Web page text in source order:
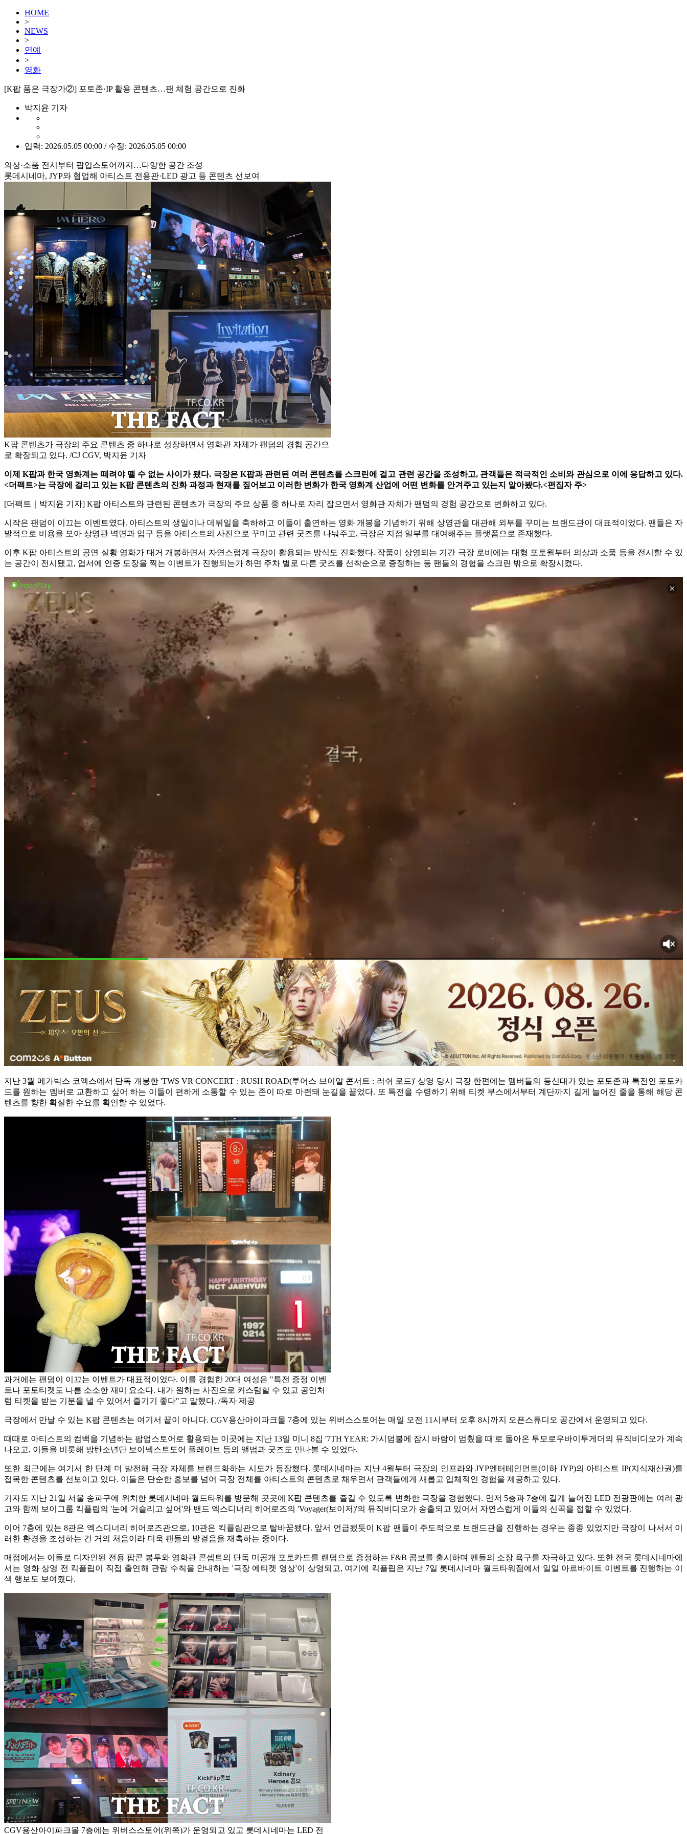
HOME
>
NEWS
>
연예
>
영화
[K팝 품은 극장가②] 포토존·IP 활용 콘텐츠…팬 체험 공간으로 진화
박지윤 기자
입력: 2026.05.05 00:00 / 수정: 2026.05.05 00:00
의상·소품 전시부터 팝업스토어까지…다양한 공간 조성
롯데시네마, JYP와 협업해 아티스트 전용관·LED 광고 등 콘텐츠 선보여
K팝 콘텐츠가 극장의 주요 콘텐츠 중 하나로 성장하면서 영화관 자체가 팬덤의 경험 공간으
로 확장되고 있다. /CJ CGV, 박지윤 기자
이제 K팝과 한국 영화계는 떼려야 뗄 수 없는 사이가 됐다. 극장은 K팝과 관련된 여러 콘텐츠를 스크린에 걸고 관련 공간을 조성하고, 관객들은 적극적인 소비와 관심으로 이에 응답하고 있다.
<더팩트>는 극장에 걸리고 있는 K팝 콘텐츠의 진화 과정과 현재를 짚어보고 이러한 변화가 한국 영화계 산업에 어떤 변화를 안겨주고 있는지 알아봤다.<편집자 주>
[더팩트｜박지윤 기자] K팝 아티스트와 관련된 콘텐츠가 극장의 주요 상품 중 하나로 자리 잡으면서 영화관 자체가 팬덤의 경험 공간으로 변화하고 있다.
시작은 팬덤이 이끄는 이벤트였다. 아티스트의 생일이나 데뷔일을 축하하고 이들이 출연하는 영화 개봉을 기념하기 위해 상영관을 대관해 외부를 꾸미는 브랜드관이 대표적이었다. 팬들은 자
발적으로 비용을 모아 상영관 벽면과 입구 등을 아티스트의 사진으로 꾸미고 관련 굿즈를 나눠주고, 극장은 지점 일부를 대여해주는 플랫폼으로 존재했다.
이후 K팝 아티스트의 공연 실황 영화가 대거 개봉하면서 자연스럽게 극장이 활용되는 방식도 진화했다. 작품이 상영되는 기간 극장 로비에는 대형 포토월부터 의상과 소품 등을 전시할 수 있
는 공간이 전시됐고, 엽서에 인증 도장을 찍는 이벤트가 진행되는가 하면 주차 별로 다른 굿즈를 선착순으로 증정하는 등 팬들의 경험을 스크린 밖으로 확장시켰다.
지난 3월 메가박스 코엑스에서 단독 개봉한 'TWS VR CONCERT : RUSH ROAD(투어스 브이알 콘서트 : 러쉬 로드)' 상영 당시 극장 한편에는 멤버들의 등신대가 있는 포토존과 특전인 포토카
드를 원하는 멤버로 교환하고 싶어 하는 이들이 편하게 소통할 수 있는 존이 따로 마련돼 눈길을 끌었다. 또 특전을 수령하기 위해 티켓 부스에서부터 계단까지 길게 늘어진 줄을 통해 해당 콘
텐츠를 향한 확실한 수요를 확인할 수 있었다.
과거에는 팬덤이 이끄는 이벤트가 대표적이었다. 이를 경험한 20대 여성은 "특전 증정 이벤
트나 포토티켓도 나름 소소한 재미 요소다. 내가 원하는 사진으로 커스텀할 수 있고 공연처
럼 티켓을 받는 기분을 낼 수 있어서 즐기기 좋다"고 말했다. /독자 제공
극장에서 만날 수 있는 K팝 콘텐츠는 여기서 끝이 아니다. CGV용산아이파크몰 7층에 있는 위버스스토어는 매일 오전 11시부터 오후 8시까지 오픈스튜디오 공간에서 운영되고 있다.
때때로 아티스트의 컴백을 기념하는 팝업스토어로 활용되는 이곳에는 지난 13일 미니 8집 '7TH YEAR: 가시덤불에 잠시 바람이 멈췄을 때'로 돌아온 투모로우바이투게더의 뮤직비디오가 계속
나오고, 이들을 비롯해 방탄소년단 보이넥스트도어 플레이브 등의 앨범과 굿즈도 만나볼 수 있었다.
또한 최근에는 여기서 한 단계 더 발전해 극장 자체를 브랜드화하는 시도가 등장했다. 롯데시네마는 지난 4월부터 극장의 인프라와 JYP엔터테인먼트(이하 JYP)의 아티스트 IP(지식재산권)를
접목한 콘텐츠를 선보이고 있다. 이들은 단순한 홍보를 넘어 극장 전체를 아티스트의 콘텐츠로 채우면서 관객들에게 새롭고 입체적인 경험을 제공하고 있다.
기자도 지난 21일 서울 송파구에 위치한 롯데시네마 월드타워를 방문해 곳곳에 K팝 콘텐츠를 즐길 수 있도록 변화한 극장을 경험했다. 먼저 5층과 7층에 길게 늘어진 LED 전광판에는 여러 광
고와 함께 보이그룹 킥플립의 '눈에 거슬리고 싶어'와 밴드 엑스디너리 히어로즈의 'Voyager(보이저)'의 뮤직비디오가 송출되고 있어서 자연스럽게 이들의 신곡을 접할 수 있었다.
이어 7층에 있는 8관은 엑스디너리 히어로즈관으로, 10관은 킥플립관으로 탈바꿈됐다. 앞서 언급됐듯이 K팝 팬들이 주도적으로 브랜드관을 진행하는 경우는 종종 있었지만 극장이 나서서 이
러한 환경을 조성하는 건 거의 처음이라 더욱 팬들의 발걸음을 재촉하는 중이다.
매점에서는 이들로 디자인된 전용 팝콘 봉투와 영화관 콘셉트의 단독 미공개 포토카드를 랜덤으로 증정하는 F&B 콤보를 출시하며 팬들의 소장 욕구를 자극하고 있다. 또한 전국 롯데시네마에
서는 영화 상영 전 킥플립이 직접 출연해 관람 수칙을 안내하는 '극장 에티켓 영상'이 상영되고, 여기에 킥플립은 지난 7일 롯데시네마 월드타워점에서 일일 아르바이트 이벤트를 진행하는 이
색 행보도 보여줬다.
CGV용산아이파크몰 7층에는 위버스스토어(위쪽)가 운영되고 있고 롯데시네마는 LED 전